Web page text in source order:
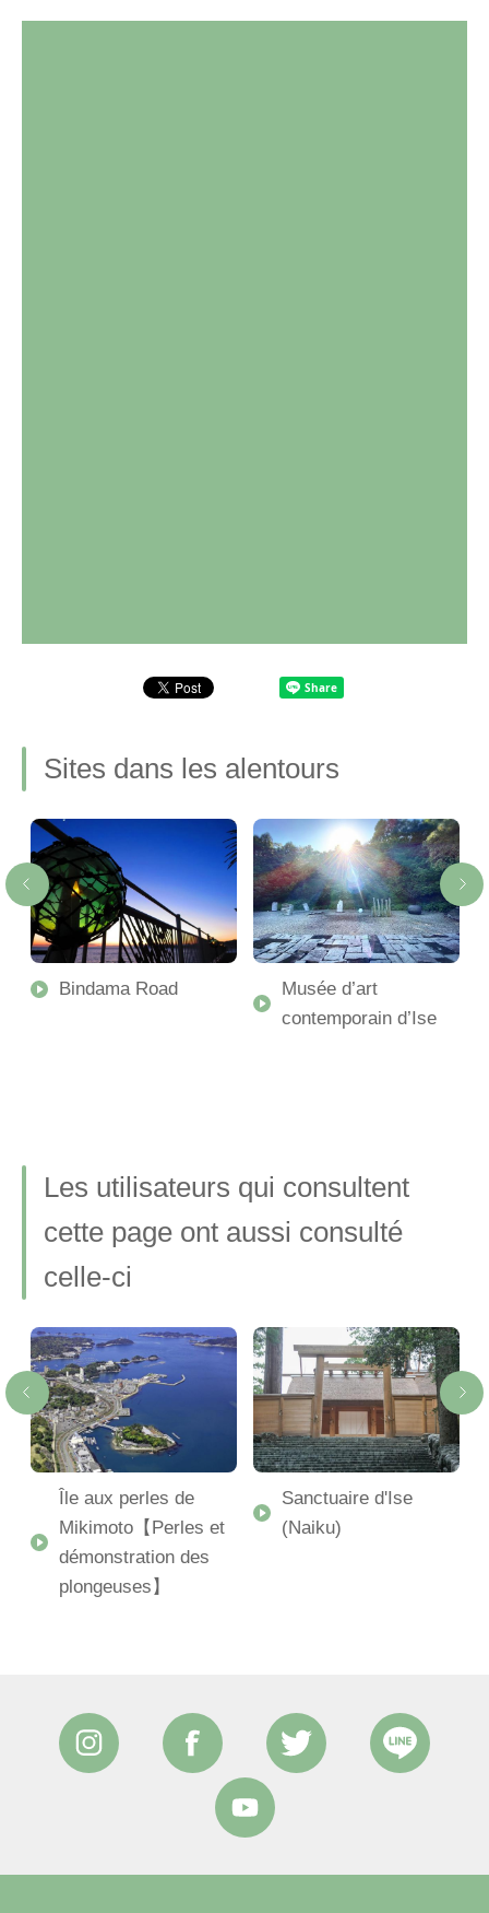
Sites dans les alentours
Bindama Road
Musée d’art
contemporain d’Ise
Les utilisateurs qui consultent
cette page ont aussi consulté
celle-ci
Île aux perles de
Mikimoto【Perles et
démonstration des
plongeuses】
Sanctuaire d'Ise
(Naiku)